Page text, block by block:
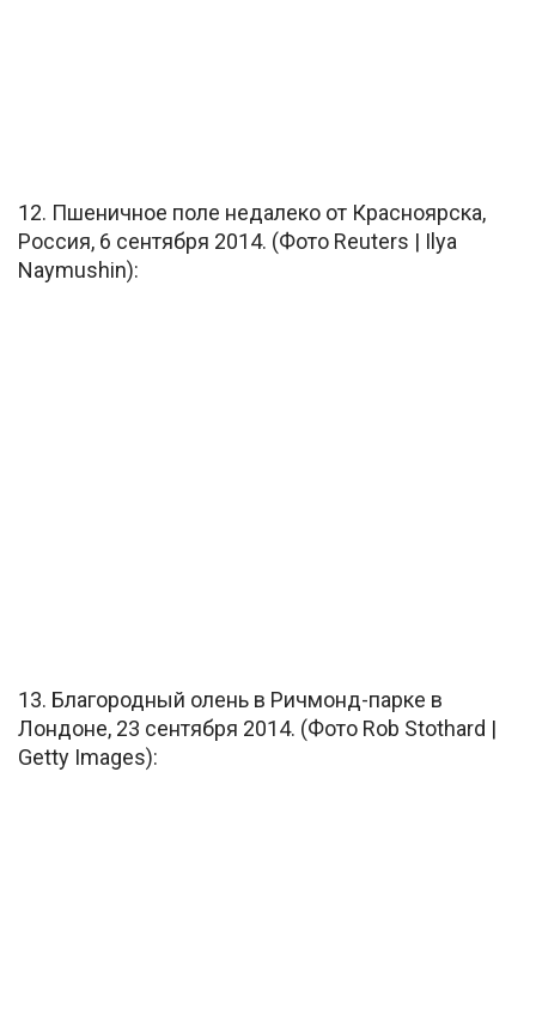
12. Пшеничное поле недалеко от Красноярска,
Россия, 6 сентября 2014. (Фото Reuters | Ilya
Naymushin):
13. Благородный олень в Ричмонд-парке в
Лондоне, 23 сентября 2014. (Фото Rob Stothard |
Getty Images):